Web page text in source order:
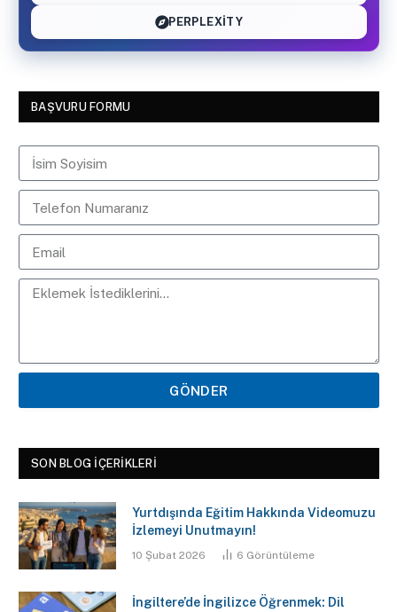
PERPLEXITY
BAŞVURU FORMU
GÖNDER
SON BLOG İÇERIKLERI
Yurtdışında Eğitim Hakkında Videomuzu
İzlemeyi Unutmayın!
10 Şubat 2026 6 Görüntüleme
İngiltere’de İngilizce Öğrenmek: Dil